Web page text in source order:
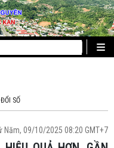
SỐ
Năm, 09/10/2025 08:20 GMT+7